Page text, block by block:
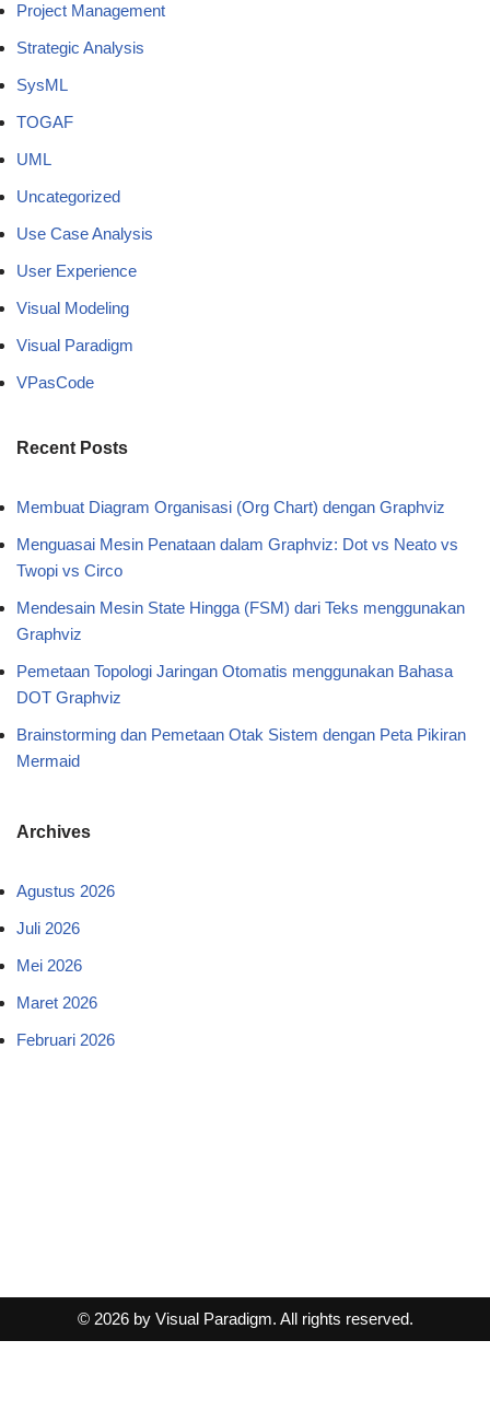
Project Management
Strategic Analysis
SysML
TOGAF
UML
Uncategorized
Use Case Analysis
User Experience
Visual Modeling
Visual Paradigm
VPasCode
Recent Posts
Membuat Diagram Organisasi (Org Chart) dengan Graphviz
Menguasai Mesin Penataan dalam Graphviz: Dot vs Neato vs
Twopi vs Circo
Mendesain Mesin State Hingga (FSM) dari Teks menggunakan
Graphviz
Pemetaan Topologi Jaringan Otomatis menggunakan Bahasa
DOT Graphviz
Brainstorming dan Pemetaan Otak Sistem dengan Peta Pikiran
Mermaid
Archives
Agustus 2026
Juli 2026
Mei 2026
Maret 2026
Februari 2026
© 2026 by Visual Paradigm. All rights reserved.